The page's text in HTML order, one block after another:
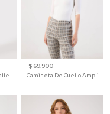
$ 69.900